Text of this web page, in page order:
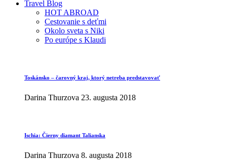
Travel Blog
HOT ABROAD
Cestovanie s deťmi
Okolo sveta s Niki
Po európe s Klaudi
Toskánsko – čarovný kraj, ktorý netreba predstavovať
Darina Thurzova 23. augusta 2018
Ischia: Čierny diamant Talianska
Darina Thurzova 8. augusta 2018